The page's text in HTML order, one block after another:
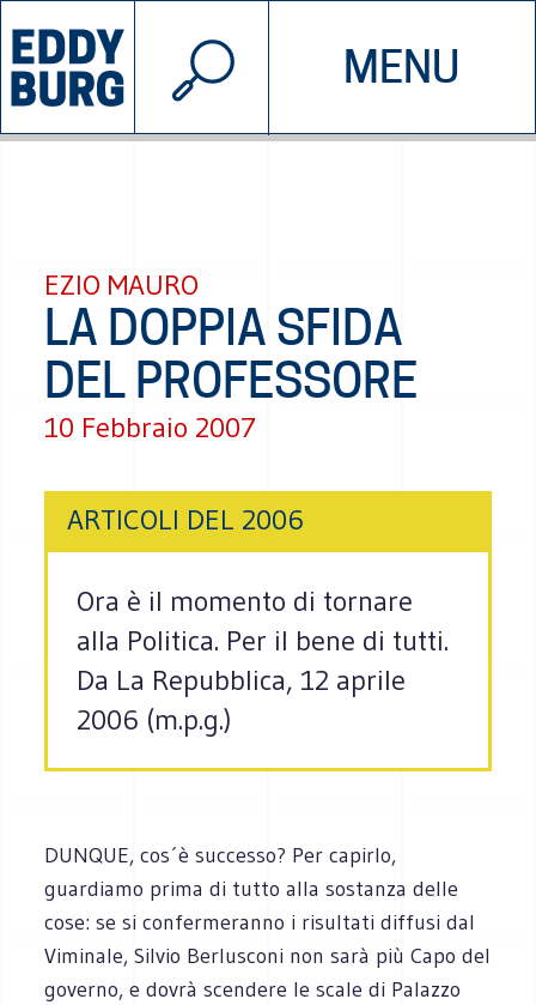
MENU
INIZIATIVE CHI SIAMO
© 2026 EDDYBURG
EZIO MAURO
LA DOPPIA SFIDA
DEL PROFESSORE
10 Febbraio 2007
ARTICOLI DEL 2006
Ora è il momento di tornare
alla Politica. Per il bene di tutti.
Da La Repubblica, 12 aprile
2006 (m.p.g.)
DUNQUE, cos´è successo? Per capirlo,
guardiamo prima di tutto alla sostanza delle
cose: se si confermeranno i risultati diffusi dal
Viminale, Silvio Berlusconi non sarà più Capo del
governo, e dovrà scendere le scale di Palazzo